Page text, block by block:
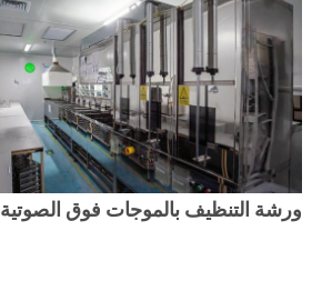
مراقبة
الجودة
اتصل
بنا
ورشة التنظيف بالموجات فوق الصوتية